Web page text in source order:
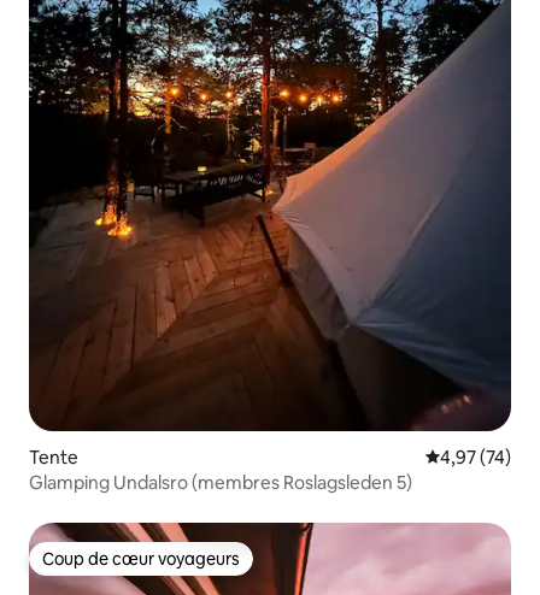
Tente Évaluation
4,97 (74)
Glamping Undalsro (membres Roslagsleden 5)
Coup de cœur voyageurs
Coup de cœur voyageurs